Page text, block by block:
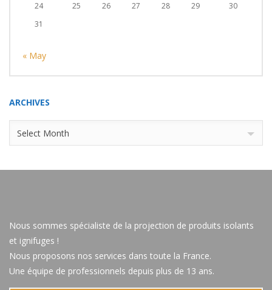
24
25 26 27 28 29
30
31
« May
ARCHIVES
Archives
Select Month
Nous sommes spécialiste de la projection de produits isolants
et ignifuges !
Nous proposons nos services dans toute la France.
Une équipe de professionnels depuis plus de 13 ans.